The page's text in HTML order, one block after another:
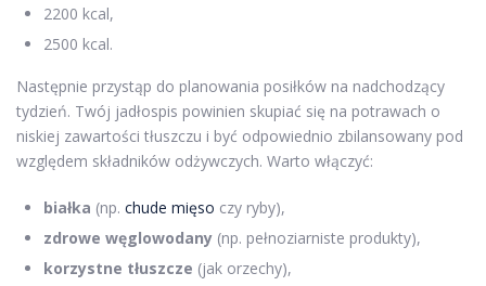
2200 kcal,
2500 kcal.
Następnie przystąp do planowania posiłków na nadchodzący
tydzień. Twój jadłospis powinien skupiać się na potrawach o
niskiej zawartości tłuszczu i być odpowiednio zbilansowany pod
względem składników odżywczych. Warto włączyć:
białka (np. chude mięso czy ryby),
zdrowe węglowodany (np. pełnoziarniste produkty),
korzystne tłuszcze (jak orzechy),